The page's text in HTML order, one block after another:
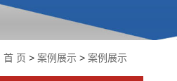
首 页 > 案例展示 > 案例展示